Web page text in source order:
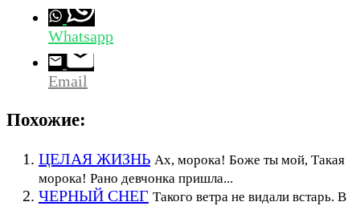
Whatsapp
Email
Похожие:
ЦЕЛАЯ ЖИЗНЬ Ах, морока! Боже ты мой, Такая
морока! Рано девчонка пришла...
ЧЕРНЫЙ СНЕГ Такого ветра не видали встарь. В